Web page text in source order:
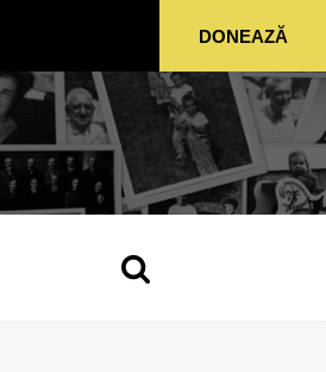
DONEAZĂ